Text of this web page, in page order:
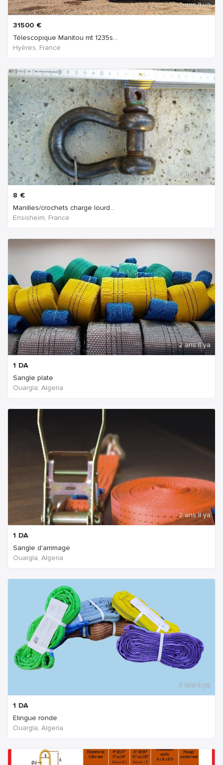
2 ans Il ya
31500 €
Télescopique Manitou mt 1235s...
Hyères, France
2 ans Il ya
8 €
Manilles/crochets charge lourd...
Ensisheim, France
2 ans Il ya
1 DA
Sangle plate
Ouargla, Algeria
2 ans Il ya
1 DA
Sangle d'arrimage
Ouargla, Algeria
2 ans Il ya
1 DA
Elingue ronde
Ouargla, Algeria